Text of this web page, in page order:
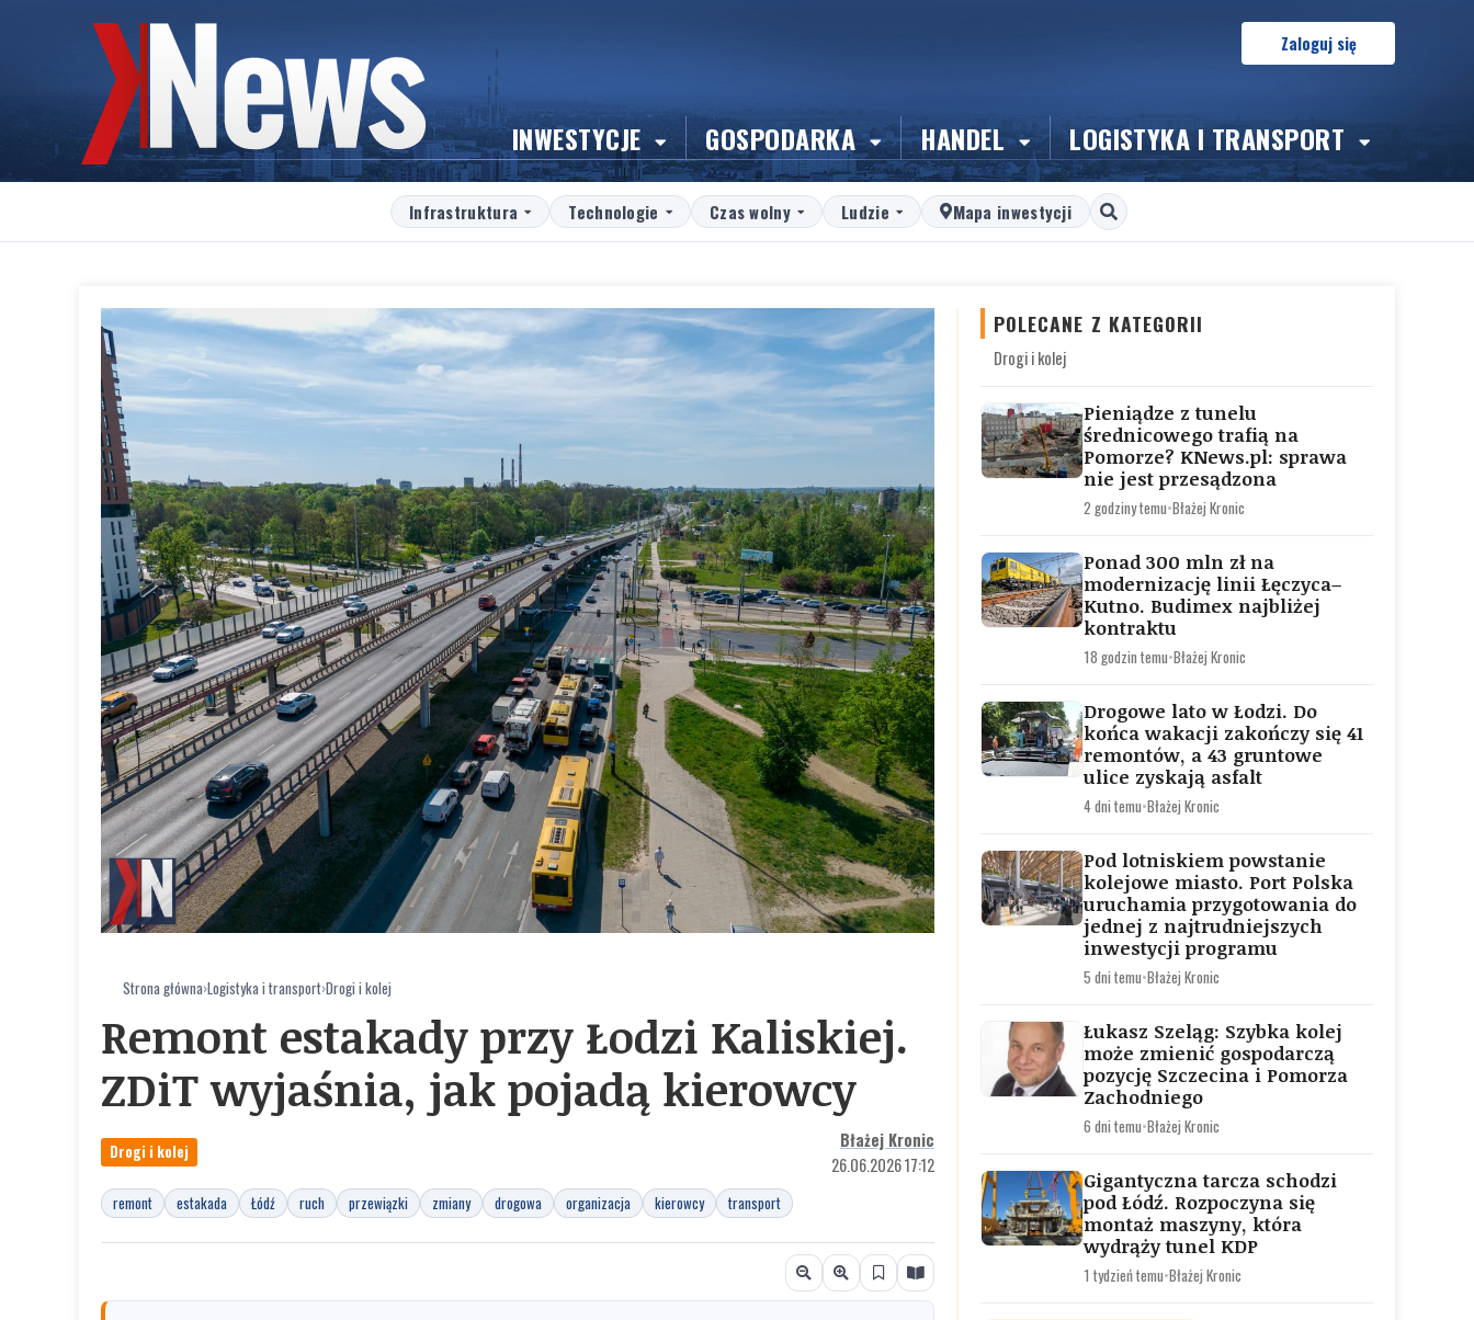
INWESTYCJE GOSPODARKA HANDEL LOGISTYKA I TRANSPORT
Zaloguj się
Infrastruktura Technologie Czas wolny Ludzie Mapa inwestycji
Strona główna›Logistyka i transport›Drogi i kolej
Remont estakady przy Łodzi Kaliskiej.
ZDiT wyjaśnia, jak pojadą kierowcy
Drogi i kolej
Błażej Kronic
26.06.2026 17:12
remont estakada Łódź ruch przewiązki zmiany drogowa organizacja kierowcy transport
POLECANE Z KATEGORII
Drogi i kolej
Pieniądze z tunelu
średnicowego trafią na
Pomorze? KNews.pl: sprawa
nie jest przesądzona
2 godziny temu•Błażej Kronic
Ponad 300 mln zł na
modernizację linii Łęczyca–
Kutno. Budimex najbliżej
kontraktu
18 godzin temu•Błażej Kronic
Drogowe lato w Łodzi. Do
końca wakacji zakończy się 41
remontów, a 43 gruntowe
ulice zyskają asfalt
4 dni temu•Błażej Kronic
Pod lotniskiem powstanie
kolejowe miasto. Port Polska
uruchamia przygotowania do
jednej z najtrudniejszych
inwestycji programu
5 dni temu•Błażej Kronic
Łukasz Szeląg: Szybka kolej
może zmienić gospodarczą
pozycję Szczecina i Pomorza
Zachodniego
6 dni temu•Błażej Kronic
Gigantyczna tarcza schodzi
pod Łódź. Rozpoczyna się
montaż maszyny, która
wydrąży tunel KDP
1 tydzień temu•Błażej Kronic